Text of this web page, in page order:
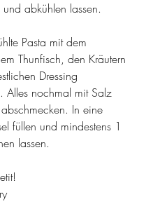
abkühlen lassen.
Pasta mit dem
Thunfisch, den Kräutern
Dressing
Alles nochmal mit Salz
In eine
füllen und mindestens 1
lassen.